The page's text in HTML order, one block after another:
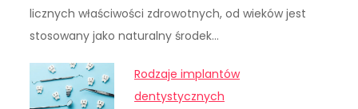
licznych właściwości zdrowotnych, od wieków jest
stosowany jako naturalny środek…
Rodzaje implantów
dentystycznych